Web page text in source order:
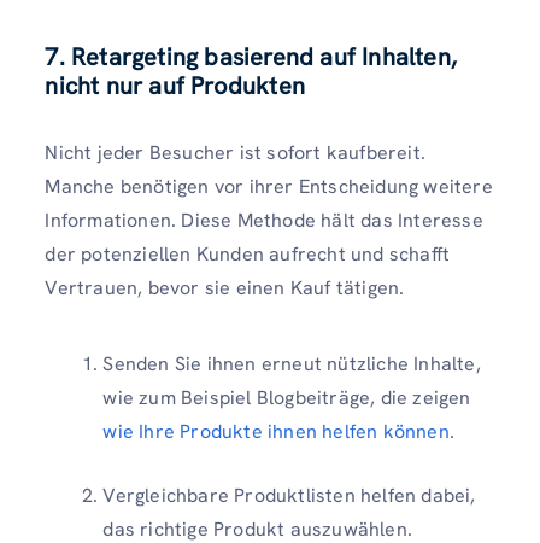
7. Retargeting basierend auf Inhalten,
nicht nur auf Produkten
Nicht jeder Besucher ist sofort kaufbereit.
Manche benötigen vor ihrer Entscheidung weitere
Informationen. Diese Methode hält das Interesse
der potenziellen Kunden aufrecht und schafft
Vertrauen, bevor sie einen Kauf tätigen.
Senden Sie ihnen erneut nützliche Inhalte,
wie zum Beispiel Blogbeiträge, die zeigen
wie Ihre Produkte ihnen helfen können.
Vergleichbare Produktlisten helfen dabei,
das richtige Produkt auszuwählen.